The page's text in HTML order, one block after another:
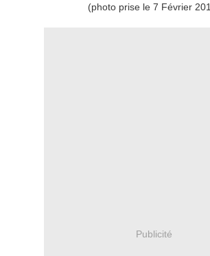
(photo prise le 7 Février
Publicité